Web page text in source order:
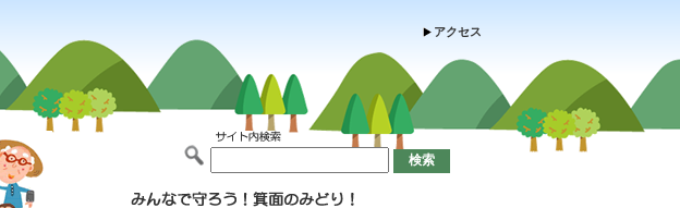
アクセス